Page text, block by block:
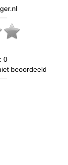
0
beoordeeld